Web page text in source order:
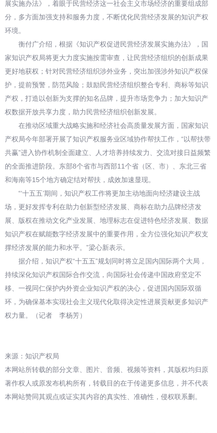
展实施办法》，着眼于民营经济这一社会主义市场经济的重要组成部
分，多方面加强支持和服务力度，不断优化民营经济发展的知识产权
环境。
衡付广介绍，根据《知识产权促进民营经济发展实施办法》，国
家知识产权局将更大力度实施按需审查，让民营经济组织的创新成果
更好地获权；针对民营经济组织涉外业务，突出加强涉外知识产权保
护，提前预警，防范风险；鼓励民营经济组织整合专利、商标等知识
产权，打造以创新为支撑的知名品牌，提升市场竞争力；加大知识产
权数据开放共享力度，助力民营经济组织创新发展。
在推动区域重大战略实施和经济社会高质量发展方面，国家知识
产权局今年部署开展了知识产权服务业区域协作帮扶工作，“以帮扶带
共赢”进入协作机制全面建立、人才培养持续发力、交流对接日益频繁
的全面推进阶段。东部8个省市与西部11个省（区、市）、东北三省
和海南等15个地方确定结对帮扶，成效加速显现。
“‘十五五’期间，知识产权工作将更加主动地面向经济建设主战
场，更好发挥专利在助力创新型经济发展、商标在助力品牌经济发
展、版权在推动文化产业发展、地理标志在促进特色经济发展、数据
知识产权在赋能数字经济发展中的重要作用，全方位强化知识产权支
撑经济发展的能力和水平。”梁心新表示。
据介绍，知识产权“十五五”规划同时将立足国内国际两个大局，
持续深化知识产权国际合作交流，向国际社会传递中国政府坚定不
移、一视同仁保护内外资企业知识产权的决心，促进国内国际双循
环，为确保基本实现社会主义现代化取得决定性进展贡献更多知识产
权力量。（记者 李杨芳）
来源：知识产权局
本网站所转载的部分文章、图片、音频、视频等资料，其版权均归原
著作权人或原发布机构所有，转载目的在于传递更多信息，并不代表
本网站赞同其观点或证实其内容的真实性、准确性，侵权联系删。